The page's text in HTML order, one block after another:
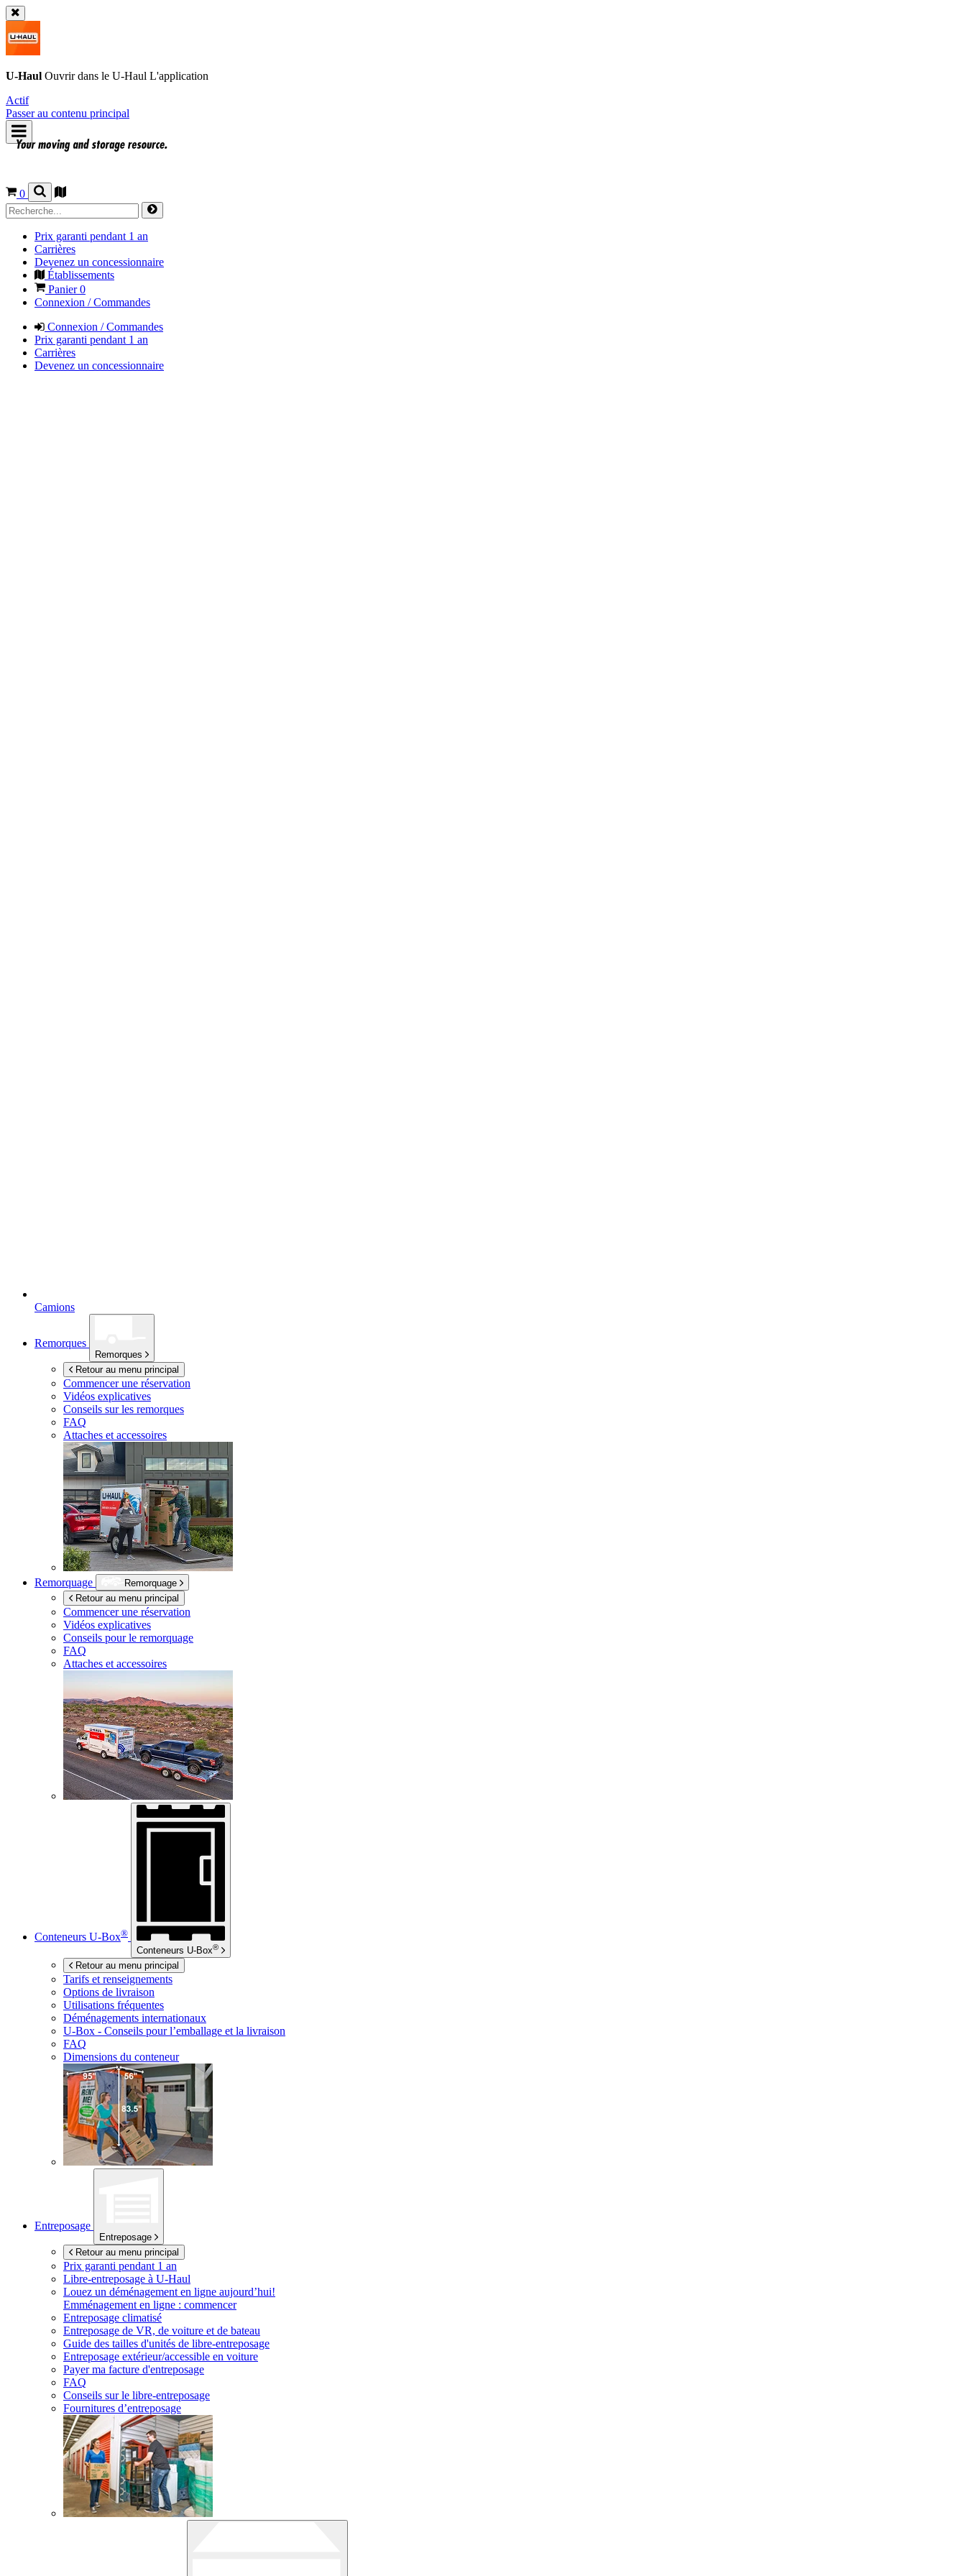
U-Haul Ouvrir dans le U-Haul L'application
Actif
Passer au contenu principal
0
Prix garanti pendant 1 an
Carrières
Devenez un concessionnaire
Établissements
Panier0
Connexion / Commandes
Connexion / Commandes
Prix garanti pendant 1 an
Carrières
Devenez un concessionnaire
Camions
Remorques
Remorques
Retour au menu principal
Commencer une réservation
Vidéos explicatives
Conseils sur les remorques
FAQ
Attaches et accessoires
Remorquage
Remorquage
Retour au menu principal
Commencer une réservation
Vidéos explicatives
Conseils pour le remorquage
FAQ
Attaches et accessoires
Conteneurs U-Box®
Conteneurs U-Box®
Retour au menu principal
Tarifs et renseignements
Options de livraison
Utilisations fréquentes
Déménagements internationaux
U-Box - Conseils pour l’emballage et la livraison
FAQ
Dimensions du conteneur
Entreposage
Entreposage
Retour au menu principal
Prix garanti pendant 1 an
Libre-entreposage à U-Haul
Louez un déménagement en ligne aujourd’hui!
Emménagement en ligne : commencer
Entreposage climatisé
Entreposage de VR, de voiture et de bateau
Guide des tailles d'unités de libre-entreposage
Entreposage extérieur/accessible en voiture
Payer ma facture d'entreposage
FAQ
Conseils sur le libre-entreposage
Fournitures d’entreposage